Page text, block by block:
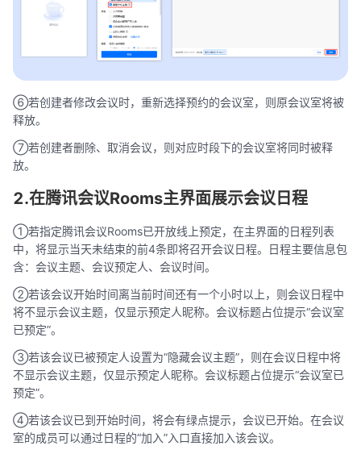
⑥若创建者修改会议时，重新选择预约的会议室，则原会议室将被
释放。
⑦若创建者删除、取消会议，则对应时段下的会议室将同时被释
放。
2.在腾讯会议Rooms主界面展示会议日程
①若指定腾讯会议Rooms已开放线上预定，在主界面的日程列表
中，将显示当天未结束的前4条即将召开会议日程。日程主要信息包
含：会议主题、会议预定人、会议时间。
②若该会议开始时间离当前时间还有一个小时以上，则会议日程中
将不显示会议主题，仅显示预定人昵称。会议标题占位提示“会议室
已预定”。
③若该会议已被预定人设置为“隐藏会议主题”，则在会议日程中将
不显示会议主题，仅显示预定人昵称。会议标题占位提示“会议室已
预定”。
④若该会议已到开始时间，将会有绿点提示，会议已开始。在会议
室的成员可以通过日程的“加入”入口直接加入该会议。